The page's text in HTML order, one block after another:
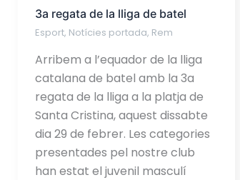
3a regata de la lliga de batel
Esport, Notícies portada, Rem
Arribem a l’equador de la lliga
catalana de batel amb la 3a
regata de la lliga a la platja de
Santa Cristina, aquest dissabte
dia 29 de febrer. Les categories
presentades pel nostre club
han estat el juvenil masculí